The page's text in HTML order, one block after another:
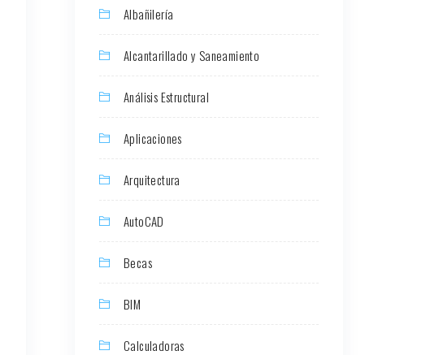
Albañilería
Alcantarillado y Saneamiento
Análisis Estructural
Aplicaciones
Arquitectura
AutoCAD
Becas
BIM
Calculadoras